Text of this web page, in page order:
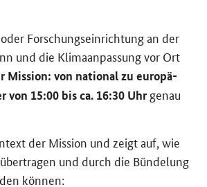
For­schungs­ein­rich­tung an der
und die Kli­ma­an­pas­sung vor Ort
Mis­si­on: von na­tio­nal zu eu­ro­pä­
15:00 bis ca. 16:30 Uhrgenau
der Mis­si­on und zeigt auf, wie
und durch die Bün­de­lung
kön­nen: